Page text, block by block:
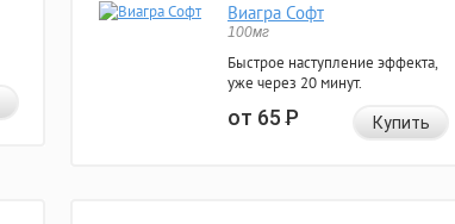
Виагра Софт
100мг
Быстрое наступление эффекта,
уже через 20 минут.
от 65Р Купить